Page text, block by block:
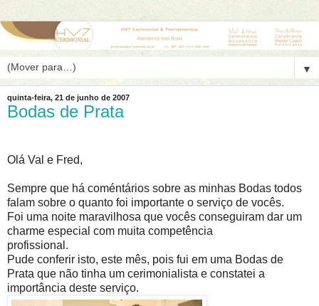
▼
quinta-feira, 21 de junho de 2007
Bodas de Prata
Olá Val e Fred,
Sempre que há coméntários sobre as minhas Bodas todos
falam sobre o quanto foi importante o serviço de vocês.
Foi uma noite maravilhosa que vocês conseguiram dar um
charme especial com muita competência
profissional.
Pude conferir isto, este mês, pois fui em uma Bodas de
Prata que não tinha um cerimonialista e constatei a
importância deste serviço.